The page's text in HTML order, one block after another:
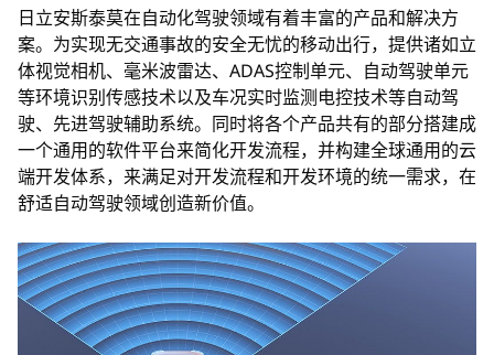
日立安斯泰莫在自动化驾驶领域有着丰富的产品和解决方
案。为实现无交通事故的安全无忧的移动出行，提供诸如立
体视觉相机、毫米波雷达、ADAS控制单元、自动驾驶单元
等环境识别传感技术以及车况实时监测电控技术等自动驾
驶、先进驾驶辅助系统。同时将各个产品共有的部分搭建成
一个通用的软件平台来简化开发流程，并构建全球通用的云
端开发体系，来满足对开发流程和开发环境的统一需求，在
舒适自动驾驶领域创造新价值。